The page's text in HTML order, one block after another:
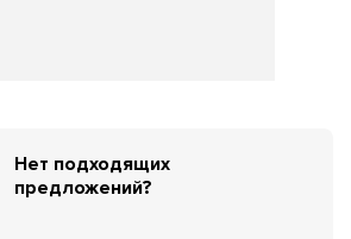
Нет подходящих
предложений?